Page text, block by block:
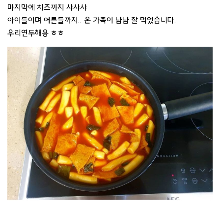
마지막에 치즈까지 샤샤샤
아이들이며 어른들까지.. 온 가족이 냠냠 잘 먹었습니다.
우리연두해용 ㅎㅎ